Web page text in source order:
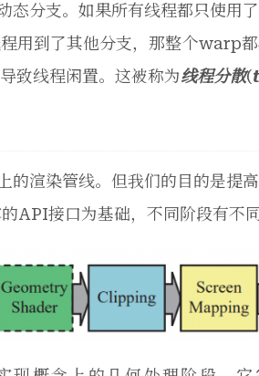
态分支。如果所有线程都只使用
用到了其他分支，那整个warp
致线程闲置。这被称为线程分散(
的渲染管线。但我们的目的是提
API接口为基础，不同阶段有不同